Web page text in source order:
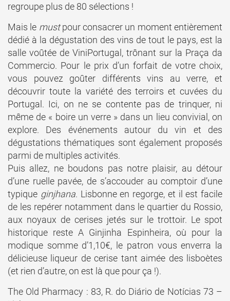
regroupe plus de 80 sélections !
Mais le mustpour consacrer un moment entièrement
dédié à la dégustation des vins de tout le pays, est la
salle voûtée de ViniPortugal, trônant sur la Praça da
Commercio. Pour le prix d’un forfait de votre choix,
vous pouvez goûter différents vins au verre, et
découvrir toute la variété des terroirs et cuvées du
Portugal. Ici, on ne se contente pas de trinquer, ni
même de « boire un verre » dans un lieu convivial, on
explore. Des événements autour du vin et des
dégustations thématiques sont également proposés
parmi de multiples activités.
Puis allez, ne boudons pas notre plaisir, au détour
d’une ruelle pavée, de s’accouder au comptoir d’une
typique ginjhana. Lisbonne en regorge, et il est facile
de les repérer notamment dans le quartier du Rossio,
aux noyaux de cerises jetés sur le trottoir. Le spot
historique reste A Ginjinha Espinheira, où pour la
modique somme d’1,10€, le patron vous enverra la
délicieuse liqueur de cerise tant aimée des lisboètes
(et rien d’autre, on est là que pour ça !).
The Old Pharmacy : 83, R. do Diário de Notícias 73 –